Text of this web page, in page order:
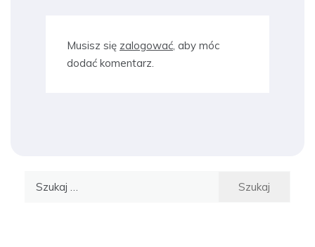
Musisz się zalogować, aby móc
dodać komentarz.